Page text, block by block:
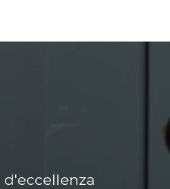
d'eccellenza